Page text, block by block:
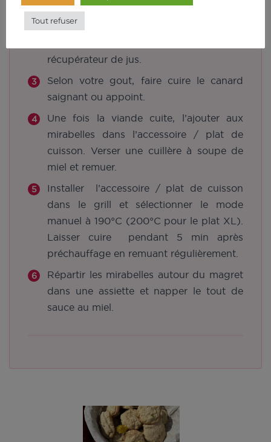
Sélectionner le mode automatique bœuf.
Une fois le préchauffage terminé,
récupérateur de jus.
Selon votre gout, faire cuire le canard
saignant ou appoint.
Une fois la viande cuite, l’ajouter aux
mirabelles dans l’accessoire / plat de
cuisson. Verser une cuillère à soupe de
miel et remuer.
Installer l’accessoire / plat de cuisson
dans le grill et sélectionner le mode
manuel à 190°C (200°C pour le plat XL).
Laisser cuire pendant 5 min après
préchauffage en remuant régulièrement.
Répartir les mirabelles autour du magret
dans une assiette et napper le tout de
sauce au miel.
Tout refuser